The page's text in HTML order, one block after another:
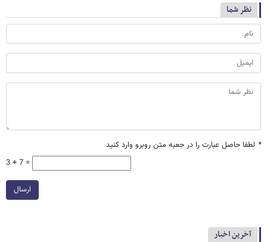
نظر شما
* لطفا حاصل عبارت را در جعبه متن روبرو وارد کنید
3 + 7 =
ارسال
آخرین اخبار